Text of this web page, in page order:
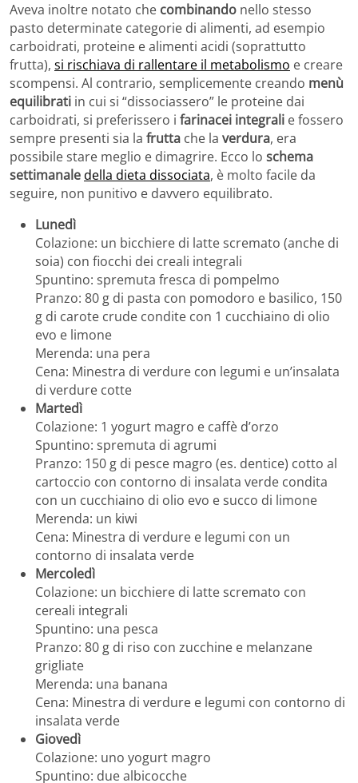
Aveva inoltre notato che combinando nello stesso
pasto determinate categorie di alimenti, ad esempio
carboidrati, proteine e alimenti acidi (soprattutto
frutta), si rischiava di rallentare il metabolismo e creare
scompensi. Al contrario, semplicemente creando menù
equilibrati in cui si “dissociassero” le proteine dai
carboidrati, si preferissero i farinacei integrali e fossero
sempre presenti sia la frutta che la verdura, era
possibile stare meglio e dimagrire. Ecco lo schema
settimanaledella dieta dissociata, è molto facile da
seguire, non punitivo e davvero equilibrato.
Lunedì
Colazione: un bicchiere di latte scremato (anche di
soia) con fiocchi dei creali integrali
Spuntino: spremuta fresca di pompelmo
Pranzo: 80 g di pasta con pomodoro e basilico, 150
g di carote crude condite con 1 cucchiaino di olio
evo e limone
Merenda: una pera
Cena: Minestra di verdure con legumi e un’insalata
di verdure cotte
Martedì
Colazione: 1 yogurt magro e caffè d’orzo
Spuntino: spremuta di agrumi
Pranzo: 150 g di pesce magro (es. dentice) cotto al
cartoccio con contorno di insalata verde condita
con un cucchiaino di olio evo e succo di limone
Merenda: un kiwi
Cena: Minestra di verdure e legumi con un
contorno di insalata verde
Mercoledì
Colazione: un bicchiere di latte scremato con
cereali integrali
Spuntino: una pesca
Pranzo: 80 g di riso con zucchine e melanzane
grigliate
Merenda: una banana
Cena: Minestra di verdure e legumi con contorno di
insalata verde
Giovedì
Colazione: uno yogurt magro
Spuntino: due albicocche